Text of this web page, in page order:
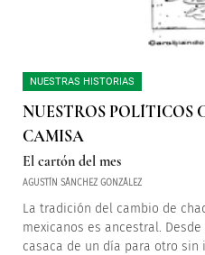
NUESTRAS HISTORIAS
NUESTROS POLÍTICOS
CAMISA
El cartón del mes
AGUSTÍN SÁNCHEZ GONZÁLEZ
La tradición del cambio de
mexicanos es ancestral.
casaca de un día para otro